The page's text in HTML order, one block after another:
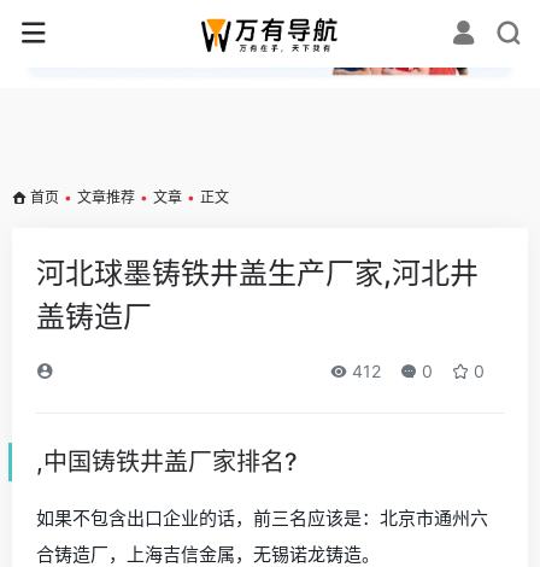
✕
首页 • 文章推荐 • 文章 • 正文
河北球墨铸铁井盖生产厂家,河北井
盖铸造厂
412 0 0
,中国铸铁井盖厂家排名?
如果不包含出口企业的话，前三名应该是：北京市通州六
合铸造厂，上海吉信金属，无锡诺龙铸造。